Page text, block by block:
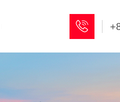
